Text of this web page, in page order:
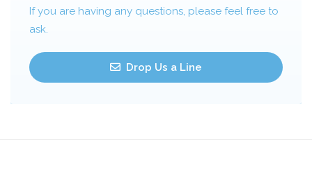
If you are having any questions, please feel free to
ask.
Drop Us a Line